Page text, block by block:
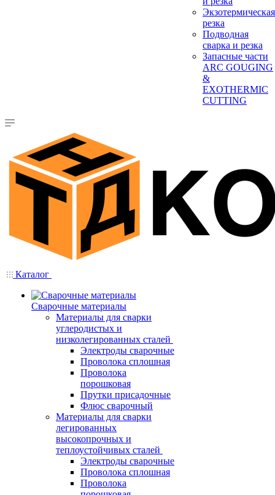
Экзотермическая
резка
Подводная
сварка и резка
Запасные части
ARC GOUGING
&
EXOTHERMIC
CUTTING
Каталог
Сварочные материалы
Материалы для сварки
углеродистых и
низколегированных сталей
Электроды сварочные
Проволока сплошная
Проволока
порошковая
Прутки присадочные
Флюс сварочный
Материалы для сварки
легированных
высокопрочных и
теплоустойчивых сталей
Электроды сварочные
Проволока сплошная
Проволока